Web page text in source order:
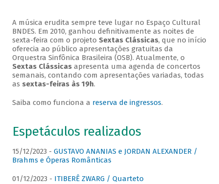
A música erudita sempre teve lugar no Espaço Cultural
BNDES. Em 2010, ganhou definitivamente as noites de
sexta-feira com o projeto Sextas Clássicas, que no início
oferecia ao público apresentações gratuitas da
Orquestra Sinfônica Brasileira (OSB). Atualmente, o
Sextas Clássicasapresenta uma agenda de concertos
semanais, contando com apresentações variadas, todas
as sextas-feiras às 19h.
Saiba como funciona a reserva de ingressos.
Espetáculos realizados
15/12/2023 - GUSTAVO ANANIAS e JORDAN ALEXANDER /
Brahms e Óperas Românticas
01/12/2023 - ITIBERÊ ZWARG / Quarteto